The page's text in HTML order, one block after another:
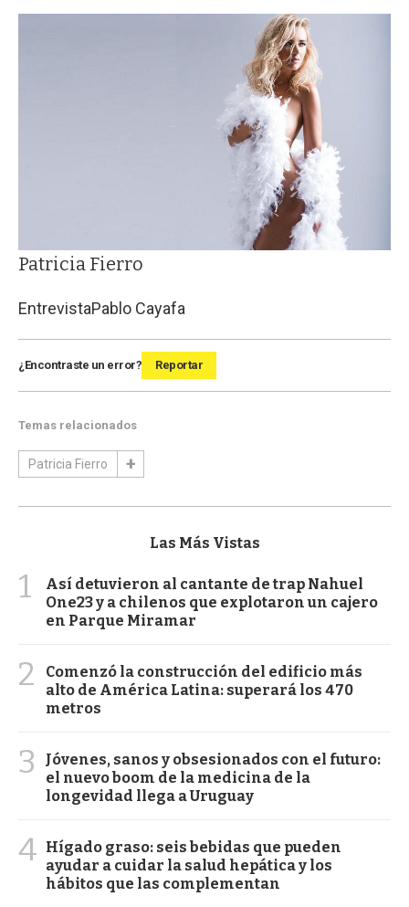
Patricia Fierro
EntrevistaPablo Cayafa
¿Encontraste un error? Reportar
Temas relacionados
Patricia Fierro
Las Más Vistas
1
Así detuvieron al cantante de trap Nahuel
One23 y a chilenos que explotaron un cajero
en Parque Miramar
2
Comenzó la construcción del edificio más
alto de América Latina: superará los 470
metros
3
Jóvenes, sanos y obsesionados con el futuro:
el nuevo boom de la medicina de la
longevidad llega a Uruguay
4 Hígado graso: seis bebidas que pueden
ayudar a cuidar la salud hepática y los
hábitos que las complementan